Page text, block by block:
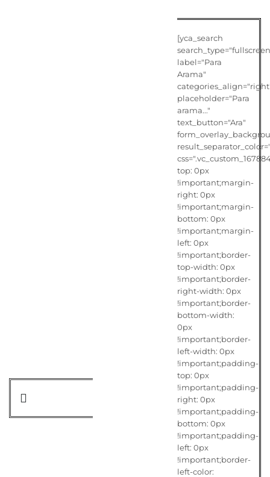
[yca_search
label="Para
Arama"
placeholder="Para
arama..."
text_button="Ara"
top: 0px
!important;margin-
right: 0px
!important;margin-
bottom: 0px
!important;margin-
left: 0px
!important;border-
top-width: 0px
!important;border-
right-width: 0px
!important;border-
bottom-width:
0px
!important;border-
left-width: 0px
!important;padding-
top: 0px
!important;padding-
right: 0px
!important;padding-
bottom: 0px
!important;padding-
left: 0px
!important;border-
left-color: